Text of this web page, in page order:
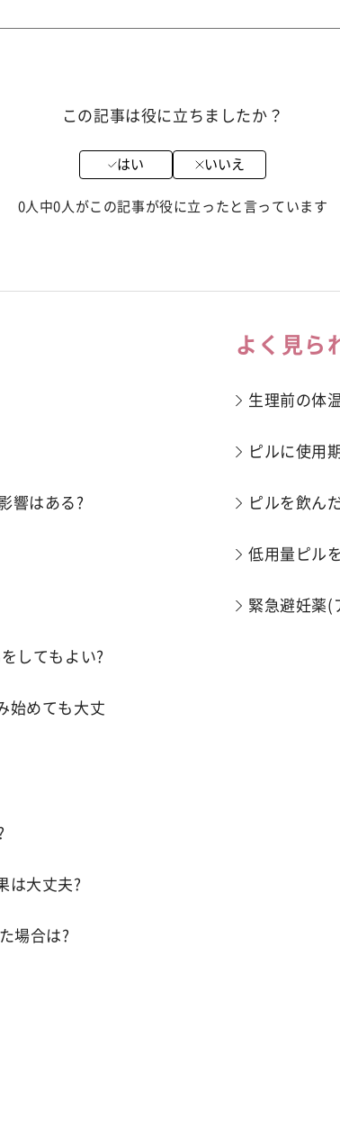
この記事は役に立ちましたか？
はい いいえ
0人中0人がこの記事が役に立ったと言っています
響はある?
してもよい?
始めても大丈
は大丈夫?
場合は?
よく見ら
生理前の体
ピルに使用
ピルを飲ん
低用量ピル
緊急避妊薬(